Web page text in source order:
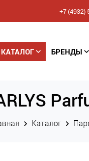
+7 (4932)
КАТАЛОГ БРЕНДЫ
Каталог